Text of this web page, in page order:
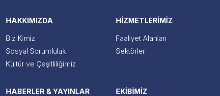
HAKKIMIZDA
Biz Kimiz
Sosyal Sorumluluk
Kültür ve Çeşitliliğimiz
HİZMETLERİMİZ
Faaliyet Alanları
Sektörler
HABERLER & YAYINLAR EKİBİMİZ